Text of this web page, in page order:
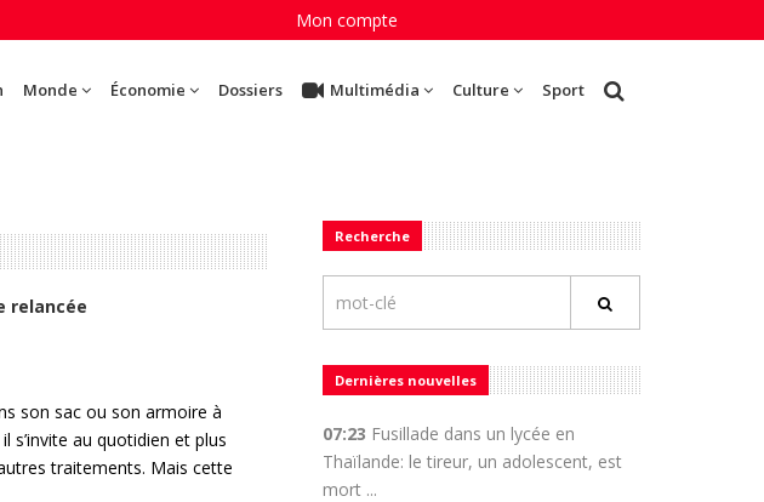
Mon compte
Monde Économie Dossiers Multimédia Culture Sport
relancée
son sac ou son armoire à
s’invite au quotidien et plus
traitements. Mais cette
Recherche
Dernières nouvelles
07:23 Fusillade dans un lycée en
Thaïlande: le tireur, un adolescent, est
mort ...